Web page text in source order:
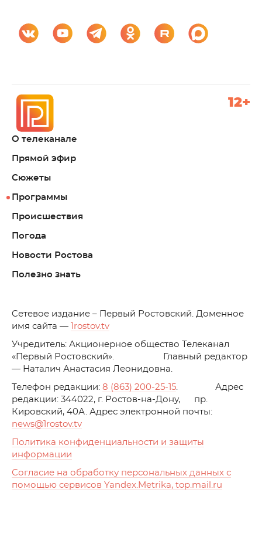
О телеканале
Прямой эфир
Сюжеты
Программы
Происшествия
Погода
Новости Ростова
Полезно знать
12+
Cетевое издание – Первый Ростовский. Доменное
имя сайта —
1rostov.tv
Учредитель: Акционерное общество Телеканал
«Первый Ростовский». Главный редактор
— Наталич Анастасия Леонидовна.
Телефон редакции: 8 (863) 200-25-15. Адрес
редакции: 344022, г. Ростов-на-Дону, пр.
Кировский, 40А. Адрес электронной почты:
news@1rostov.tv
Политика конфиденциальности и защиты
информации
Согласие на обработку персональных данных с
помощью сервисов Yandex.Metrika, top.mail.ru